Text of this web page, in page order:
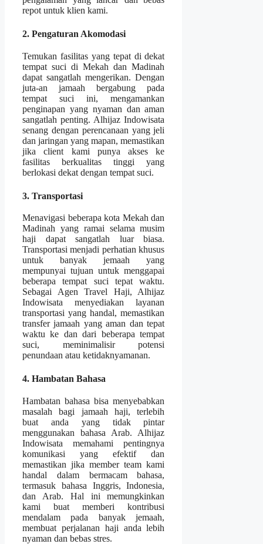
repot untuk klien kami.
2. Pengaturan Akomodasi
Temukan fasilitas yang tepat di dekat
tempat suci di Mekah dan Madinah
dapat sangatlah mengerikan. Dengan
juta-an jamaah bergabung pada
tempat suci ini, mengamankan
penginapan yang nyaman dan aman
sangatlah penting. Alhijaz Indowisata
senang dengan perencanaan yang jeli
dan jaringan yang mapan, memastikan
jika client kami punya akses ke
fasilitas berkualitas tinggi yang
berlokasi dekat dengan tempat suci.
3. Transportasi
Menavigasi beberapa kota Mekah dan
Madinah yang ramai selama musim
haji dapat sangatlah luar biasa.
Transportasi menjadi perhatian khusus
untuk banyak jemaah yang
mempunyai tujuan untuk menggapai
beberapa tempat suci tepat waktu.
Sebagai Agen Travel Haji, Alhijaz
Indowisata menyediakan layanan
transportasi yang handal, memastikan
transfer jamaah yang aman dan tepat
waktu ke dan dari beberapa tempat
suci, meminimalisir potensi
penundaan atau ketidaknyamanan.
4. Hambatan Bahasa
Hambatan bahasa bisa menyebabkan
masalah bagi jamaah haji, terlebih
buat anda yang tidak pintar
menggunakan bahasa Arab. Alhijaz
Indowisata memahami pentingnya
komunikasi yang efektif dan
memastikan jika member team kami
handal dalam bermacam bahasa,
termasuk bahasa Inggris, Indonesia,
dan Arab. Hal ini memungkinkan
kami buat memberi kontribusi
mendalam pada banyak jemaah,
membuat perjalanan haji anda lebih
nyaman dan bebas stres.